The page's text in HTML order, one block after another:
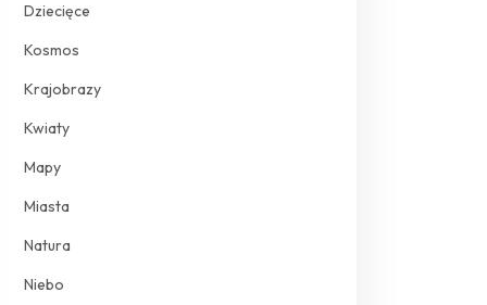
Dziecięce
Kosmos
Krajobrazy
Kwiaty
Mapy
Miasta
Natura
Niebo